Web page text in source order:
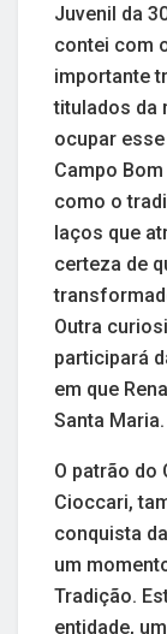
Juvenil da
contei com
importante
titulados da
ocupar
Campo
como o
laços que
certeza de
Outra
participará
em que
Santa Maria.
O patrão do
Cioccari,
conquista
um
Tradição.
entidade,